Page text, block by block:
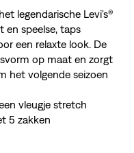
legendarische Levi's®
en speelse, taps
een relaxte look. De
op maat en zorgt
het volgende seizoen
vleugje stretch
5 zakken